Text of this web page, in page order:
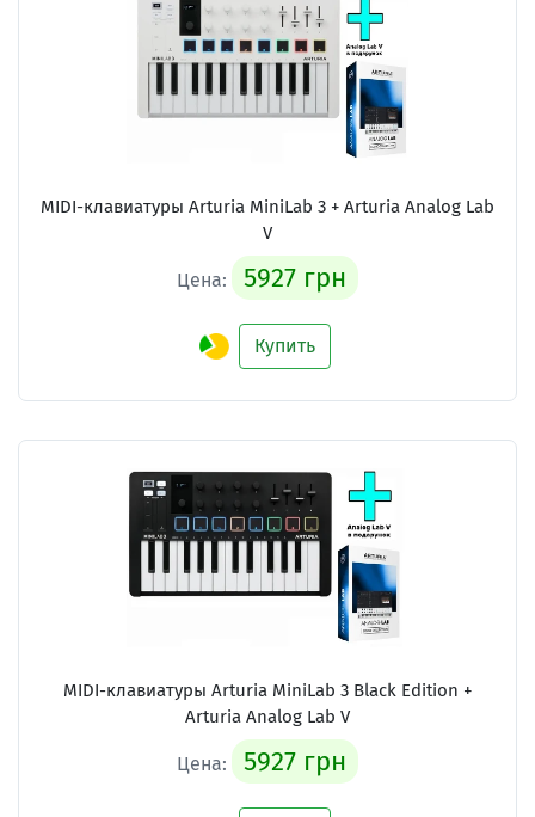
MIDI-клавиатуры Arturia MiniLab 3 + Arturia Analog Lab
V
Цена: 5927 грн
Купить
MIDI-клавиатуры Arturia MiniLab 3 Black Edition +
Arturia Analog Lab V
Цена: 5927 грн